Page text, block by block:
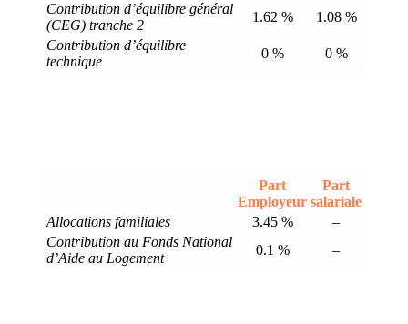
Contribution d’équilibre général
(CEG) tranche 2
1.62 %
1.08 %
Contribution d’équilibre
technique
0 % 0 %
Part
Employeur
Part
salariale
Allocations familiales
3.45 %
–
Contribution au Fonds National
d’Aide au Logement
0.1 % –